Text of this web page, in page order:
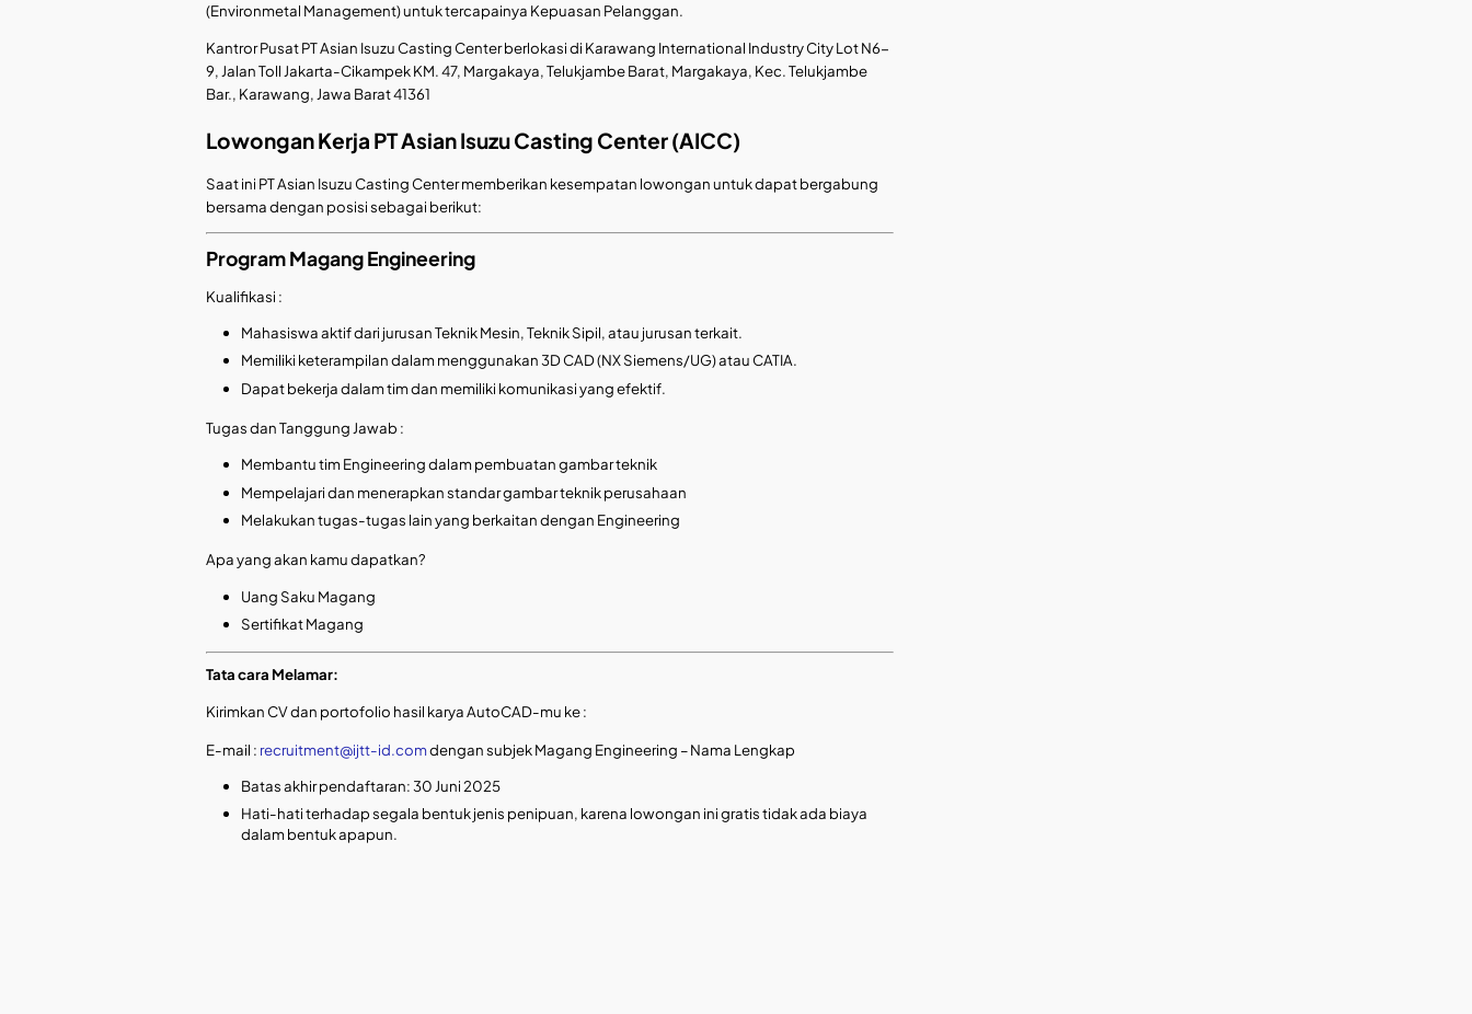
(Environmetal Management) untuk tercapainya Kepuasan Pelanggan.
Kantror Pusat PT Asian Isuzu Casting Center berlokasi di Karawang International Industry City Lot N6-
9, Jalan Toll Jakarta-Cikampek KM. 47, Margakaya, Telukjambe Barat, Margakaya, Kec. Telukjambe
Bar., Karawang, Jawa Barat 41361
Lowongan Kerja PT Asian Isuzu Casting Center (AICC)
Saat ini PT Asian Isuzu Casting Center memberikan kesempatan lowongan untuk dapat bergabung
bersama dengan posisi sebagai berikut:
Program Magang Engineering
Kualifikasi :
Mahasiswa aktif dari jurusan Teknik Mesin, Teknik Sipil, atau jurusan terkait.
Memiliki keterampilan dalam menggunakan 3D CAD (NX Siemens/UG) atau CATIA.
Dapat bekerja dalam tim dan memiliki komunikasi yang efektif.
Tugas dan Tanggung Jawab :
Membantu tim Engineering dalam pembuatan gambar teknik
Mempelajari dan menerapkan standar gambar teknik perusahaan
Melakukan tugas-tugas lain yang berkaitan dengan Engineering
Apa yang akan kamu dapatkan?
Uang Saku Magang
Sertifikat Magang
Tata cara Melamar:
Kirimkan CV dan portofolio hasil karya AutoCAD-mu ke :
E-mail : recruitment@ijtt-id.comdengan subjek Magang Engineering – Nama Lengkap
Batas akhir pendaftaran: 30 Juni 2025
Hati-hati terhadap segala bentuk jenis penipuan, karena lowongan ini gratis tidak ada biaya
dalam bentuk apapun.